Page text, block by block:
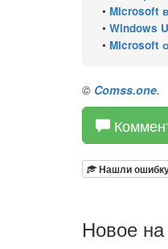
• Microsoft
• Windows
• Microsoft
© Comss.one.